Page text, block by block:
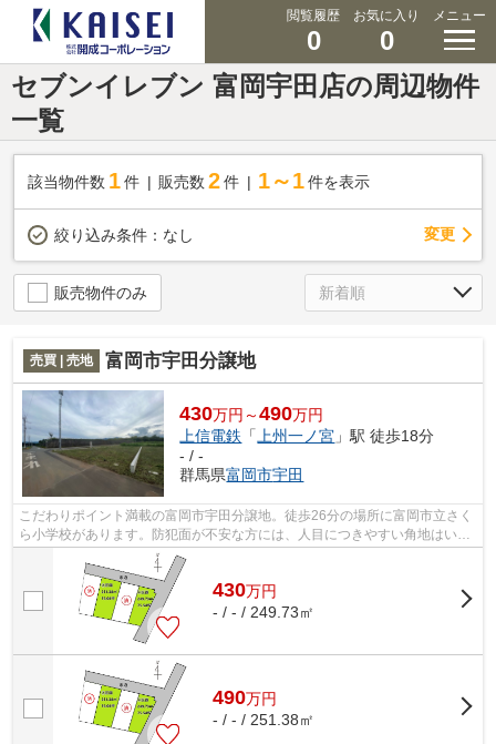
閲覧履歴
0
お気に入り
0
メニュー
セブンイレブン 富岡宇田店の周辺物件
一覧
該当物件数 1件 販売数 2 件 1～1 件を表示
絞り込み条件： なし 変更
販売物件のみ
売買 | 売地 富岡市宇田分譲地
430万円～490万円
上信電鉄 「 上州一ノ宮 」駅 徒歩18分
- / -
群馬県富岡市宇田
こだわりポイント満載の富岡市宇田分譲地。徒歩26分の場所に富岡市立さく
ら小学校があります。防犯面が不安な方には、人目につきやすい角地はいか
がでしょうか。平坦地なので周辺に坂...
430万円
- / - / 249.73㎡
490万円
- / - / 251.38㎡